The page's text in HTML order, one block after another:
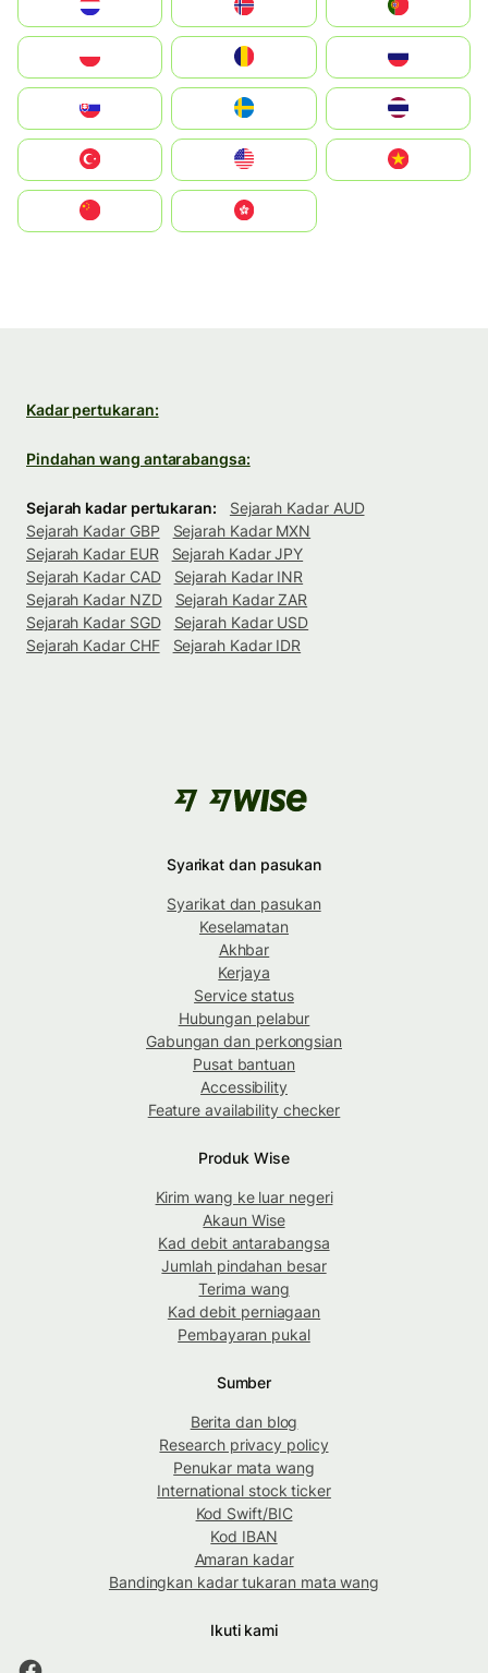
United States
中國香港特別行政區
Kadar pertukaran:
Pindahan wang antarabangsa:
Sejarah kadar pertukaran:
Sejarah Kadar AUD
Sejarah Kadar GBP
Sejarah Kadar MXN
Sejarah Kadar EUR
Sejarah Kadar JPY
Sejarah Kadar CAD
Sejarah Kadar INR
Sejarah Kadar NZD
Sejarah Kadar ZAR
Sejarah Kadar SGD
Sejarah Kadar USD
Sejarah Kadar CHF
Sejarah Kadar IDR
Syarikat dan pasukan
Syarikat dan pasukan
Keselamatan
Akhbar
Kerjaya
Service status
Hubungan pelabur
Gabungan dan perkongsian
Pusat bantuan
Accessibility
Feature availability checker
Produk Wise
Kirim wang ke luar negeri
Akaun Wise
Kad debit antarabangsa
Jumlah pindahan besar
Terima wang
Kad debit perniagaan
Pembayaran pukal
Sumber
Berita dan blog
Research privacy policy
Penukar mata wang
International stock ticker
Kod Swift/BIC
Kod IBAN
Amaran kadar
Bandingkan kadar tukaran mata wang
Ikuti kami